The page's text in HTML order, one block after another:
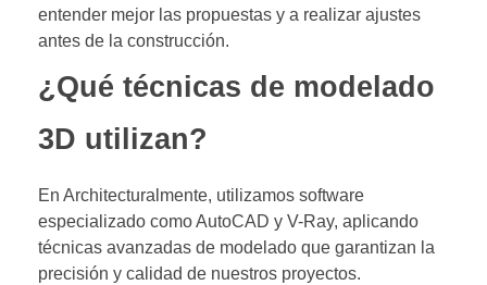
entender mejor las propuestas y a realizar ajustes
antes de la construcción.
¿Qué técnicas de modelado
3D utilizan?
En Architecturalmente, utilizamos software
especializado como AutoCAD y V-Ray, aplicando
técnicas avanzadas de modelado que garantizan la
precisión y calidad de nuestros proyectos.